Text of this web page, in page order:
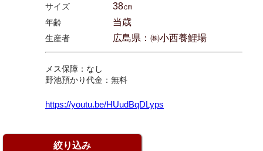
サイズ 38㎝
年齢 当歳
生産者 広島県：㈱小西養鯉場
メス保障：なし
野池預かり代金：無料
https://youtu.be/HUudBqDLyps
絞り込み